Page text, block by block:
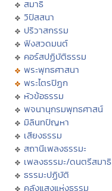
สมาธิ
วิปัสสนา
ปริวาสกรรม
ฟังสวดมนต์
คอร์สปฏิบัติธรรม
พระพุทธศาสนา
พระไตรปิฏก
หัวข้อธรรม
พจนานุกรมพุทธศาสน์
มิลินทปัญหา
เสียงธรรม
สถานีเพลงธรรมะ
เพลงธรรมะ/ดนตรีสมาธิ
ธรรมะปฏิบัติ
คลังแสงแห่งธรรม